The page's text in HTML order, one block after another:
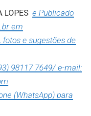
LOPES e Publicado
em
e sugestões de
98117 7649/ e-mail:
(WhatsApp) para